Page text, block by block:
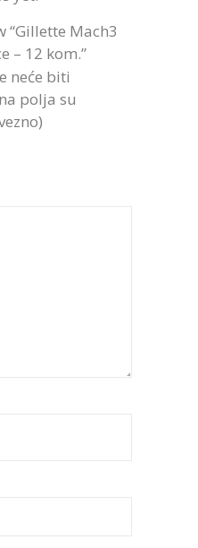
“Gillette Mach3
– 12 kom.”
neće biti
polja su